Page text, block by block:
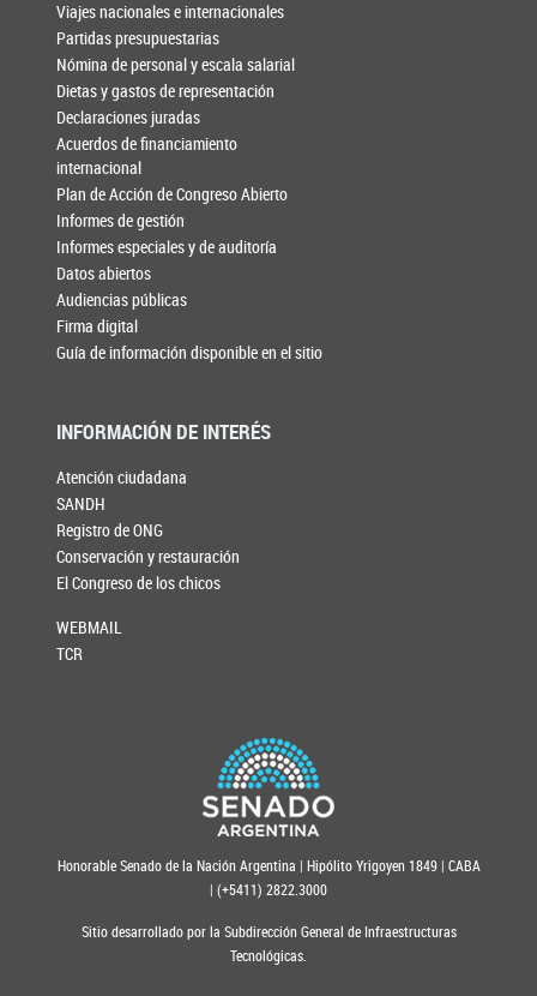
Viajes nacionales e internacionales
Partidas presupuestarias
Nómina de personal y escala salarial
Dietas y gastos de representación
Declaraciones juradas
Acuerdos de financiamiento
internacional
Plan de Acción de Congreso Abierto
Informes de gestión
Informes especiales y de auditoría
Datos abiertos
Audiencias públicas
Firma digital
Guía de información disponible en el sitio
INFORMACIÓN DE INTERÉS
Atención ciudadana
SANDH
Registro de ONG
Conservación y restauración
El Congreso de los chicos
WEBMAIL
TCR
Honorable Senado de la Nación Argentina | Hipólito Yrigoyen 1849 | CABA
| (+5411) 2822.3000
Sitio desarrollado por la Subdirección General de Infraestructuras
Tecnológicas.